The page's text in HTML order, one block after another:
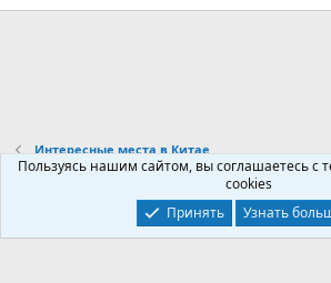
Интересные места в Китае
Условия и правила
Политика
Главная
R
Пользуясь нашим сайтом, вы соглашаетесь с
cookies
Принять
Узнать